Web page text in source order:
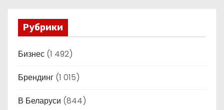
Рубрики
Бизнес (1 492)
Брендинг (1 015)
В Беларуси (844)